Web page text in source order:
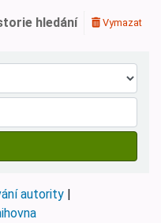
hledání Vymazat
autority